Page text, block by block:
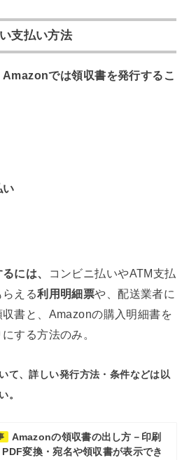
支払い方法
Amazonでは領収書を発行するこ
い
には、
コンビニ払いやATM支払
らえる利用明細票や、配送業者に
書と、Amazonの購入明細書を
する方法のみ。
、詳しい発行方法・条件などは以
。
Amazonの領収書の出し方－印刷
PDF変換・宛名や領収書が表示でき